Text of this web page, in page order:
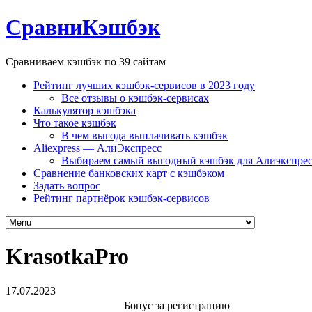
СравниКэшбэк
Сравниваем кэшбэк по 39 сайтам
Рейтинг лучших кэшбэк-сервисов в 2023 году
Все отзывы о кэшбэк-сервисах
Калькулятор кэшбэка
Что такое кэшбэк
В чем выгода выплачивать кэшбэк
Aliexpress — АлиЭкспресс
Выбираем самый выгодный кэшбэк для
Сравнение банковских карт с кэшбэком
Задать вопрос
Рейтинг партнёрок кэшбэк-сервисов
KrasotkaPro
17.07.2023
Бонус за регистрацию